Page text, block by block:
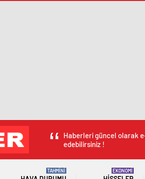
Haberleri güncel olarak
edebilirsiniz !
TAHMİNİ EKONOMİ